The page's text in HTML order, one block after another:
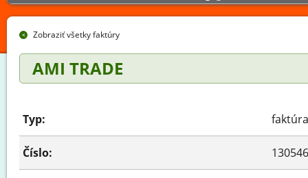
Zobraziť všetky faktúry
AMI TRADE
Typ:
Číslo: 130546